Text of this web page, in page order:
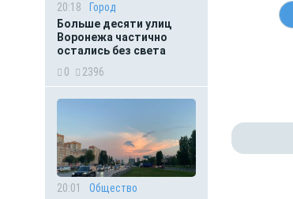
20:18
Город
Больше десяти улиц
Воронежа частично
остались без света
0
2396
20:01
Общество